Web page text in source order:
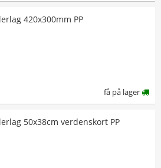
420x300mm PP
få på lager
50x38cm verdenskort PP